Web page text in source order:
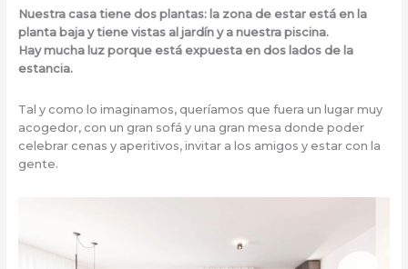
Nuestra casa tiene dos plantas: la zona de estar está en la
planta baja y tiene vistas al jardín y a nuestra piscina.
Hay mucha luz porque está expuesta en dos lados de la
estancia.
Tal y como lo imaginamos, queríamos que fuera un lugar muy
acogedor, con un gran sofá y una gran mesa donde poder
celebrar cenas y aperitivos, invitar a los amigos y estar con la
gente.